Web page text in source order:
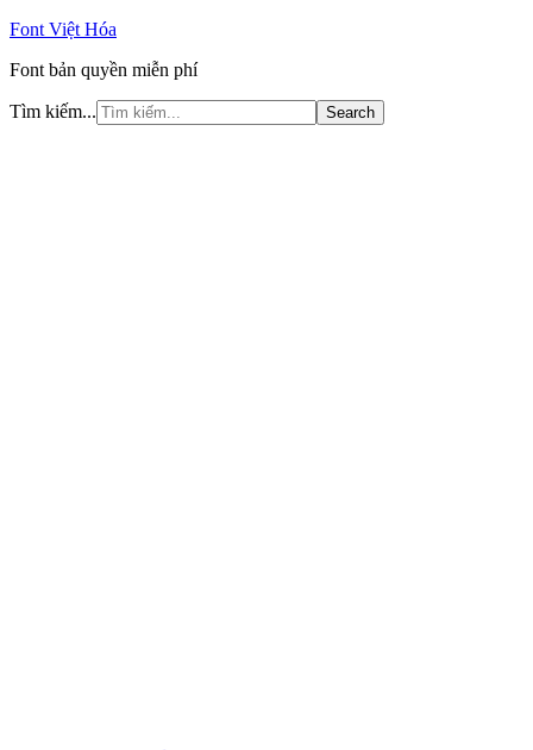
Font Việt Hóa
Font bản quyền miễn phí
Tìm kiếm...